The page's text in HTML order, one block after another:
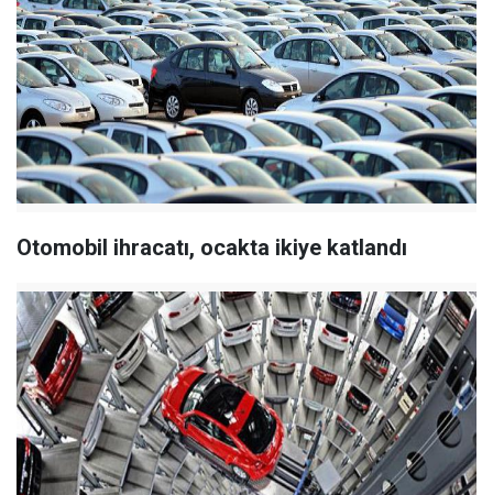
Otomobil ihracatı, ocakta ikiye katlandı